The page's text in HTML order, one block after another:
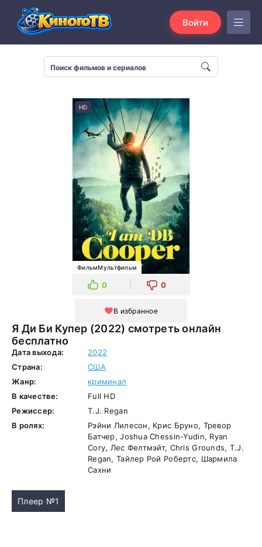
Войти
Я Ди Би Купер (2022) смотреть онлайн
бесплатно
HD
ФильмМультфильм
0 0
В избранное
Дата выхода:
2022
Страна:
США
Жанр:
криминал
В качестве:
Full HD
Режиссер:
T.J. Regan
В ролях:
Рэйни Лилесон, Крис Бруно, Тревор
Батчер, Joshua Chessin-Yudin, Ryan
Cory, Лес Фелтмэйт, Chris Grounds, T.J.
Regan, Тайлер Рой Робертс, Шармила
Сахни
Плеер №1